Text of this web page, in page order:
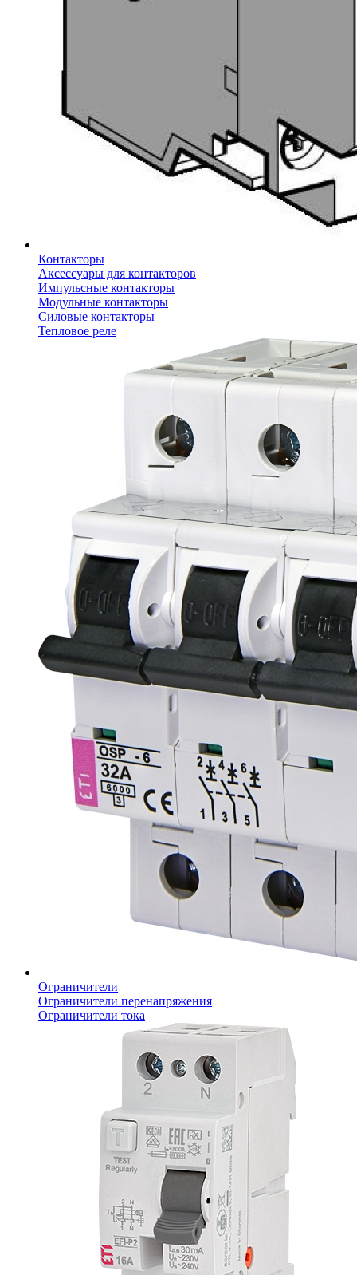
Контакторы
Аксессуары для контакторов
Импульсные контакторы
Модульные контакторы
Силовые контакторы
Тепловое реле
Ограничители
Ограничители перенапряжения
Ограничители тока